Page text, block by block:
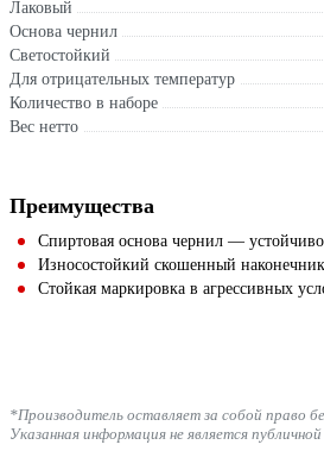
Лаковый
Основа чернил
Светостойкий
Для отрицательных температур
Количество в наборе
Вес нетто
Преимущества
Спиртовая основа чернил —
Износостойкий скошенный
Стойкая маркировка в агрессивных
*Производитель оставляет за собой право
Указанная информация не является